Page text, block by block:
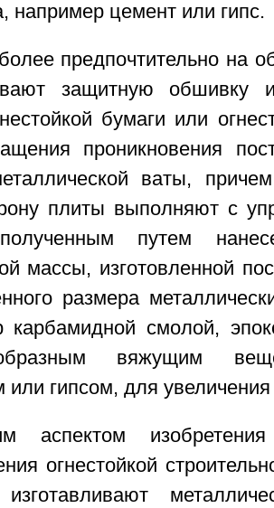
например цемент или гипс.
предпочтительно на
защитную обшивку
бумаги или
проникновения
ваты,
плиты выполняют с
путем
массы, изготовленной
размера
карбамидной смолой,
вяжущим
или гипсом, для увеличения
аспектом
огнестойкой
изготавливают